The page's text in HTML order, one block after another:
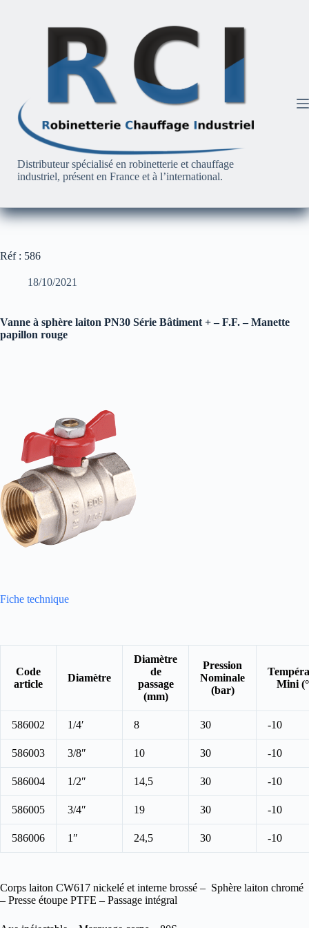
Distributeur spécialisé en robinetterie et chauffage
industriel, présent en France et à l’international.
Réf : 586
18/10/2021
Vanne à sphère laiton PN30 Série Bâtiment + – F.F. – Manette
papillon rouge
Fiche technique
Code
article
Diamètre
Diamètre
de
passage
(mm)
Pression
Nominale
(bar)
Mini
586002 1/4′ 8 30 -10
586003 3/8″ 10 30 -10
586004 1/2″ 14,5 30 -10
586005 3/4″ 19 30 -10
586006 1″ 24,5 30 -10
Corps laiton CW617 nickelé et interne brossé – Sphère laiton chromé
– Presse étoupe PTFE – Passage intégral